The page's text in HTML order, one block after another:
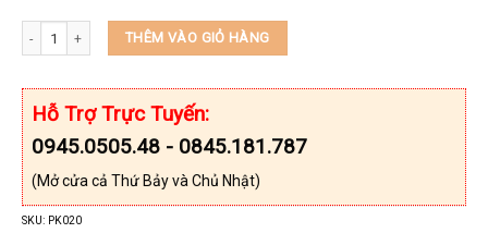
Dép kẹp nam may khâu sẵn thương hiệu KEEDO PK020 số lượng
THÊM VÀO GIỎ HÀNG
Hỗ Trợ Trực Tuyến:
0945.0505.48 - 0845.181.787
(Mở cửa cả Thứ Bảy và Chủ Nhật)
SKU: PK020